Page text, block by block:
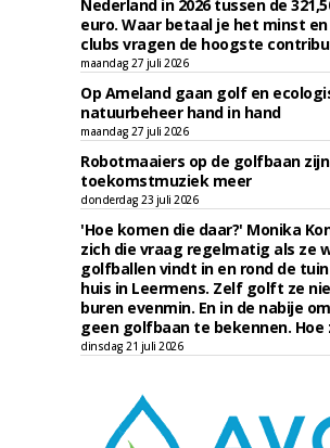
Nederland in 2026 tussen de
euro. Waar betaal je het minst
clubs vragen de hoogste
maandag 27 juli 2026
Op Ameland gaan golf en
natuurbeheer hand in hand
maandag 27 juli 2026
Robotmaaiers op de golfbaan
toekomstmuziek meer
donderdag 23 juli 2026
'Hoe komen die daar?' Monika
zich die vraag regelmatig als ze
golfballen vindt in en rond de
huis in Leermens. Zelf golft ze
buren evenmin. En in de nabije
geen golfbaan te bekennen. Hoe
dinsdag 21 juli 2026